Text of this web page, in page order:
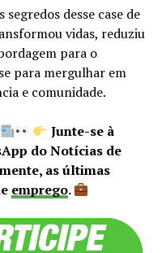
desse case de
vidas, reduziu
para o
para mergulhar em
e comunidade.
Junte-se à
do Notícias de
as últimas
emprego.